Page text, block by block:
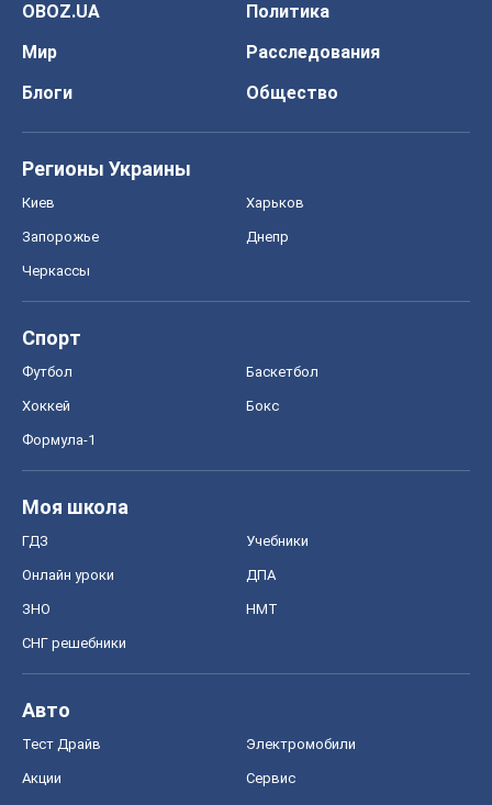
OBOZ.UA
Политика
Мир
Расследования
Блоги
Общество
Регионы Украины
Киев Харьков
Запорожье Днепр
Черкассы
Спорт
Футбол Баскетбол
Хоккей Бокс
Формула-1
Моя школа
ГДЗ Учебники
Онлайн уроки ДПА
ЗНО НМТ
СНГ решебники
Авто
Тест Драйв Электромобили
Акции Сервис